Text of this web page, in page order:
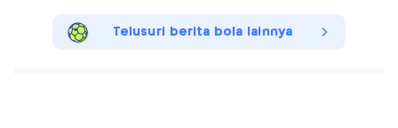
Telusuri berita bola lainnya